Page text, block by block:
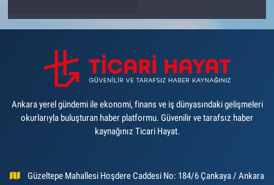
Ankara yerel gündemi ile ekonomi, finans ve iş dünyasındaki gelişmeleri
okurlarıyla buluşturan haber platformu. Güvenilir ve tarafsız haber
kaynağınız Ticari Hayat.
Güzeltepe Mahallesi Hoşdere Caddesi No: 184/6 Çankaya / Ankara